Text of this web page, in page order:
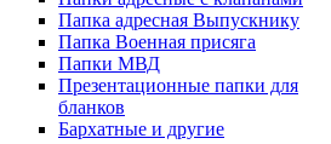
Папка адресная Выпускнику
Папка Военная присяга
Папки МВД
Презентационные папки для
бланков
Бархатные и другие